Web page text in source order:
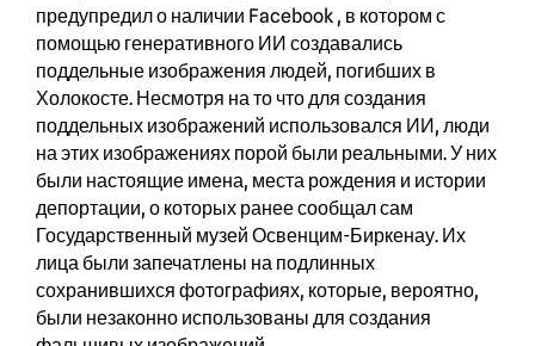
предупредил о наличии Facebook , в котором с
помощью генеративного ИИ создавались
поддельные изображения людей, погибших в
Холокосте. Несмотря на то что для создания
поддельных изображений использовался ИИ, люди
на этих изображениях порой были реальными. У них
были настоящие имена, места рождения и истории
депортации, о которых ранее сообщал сам
Государственный музей Освенцим-Биркенау. Их
лица были запечатлены на подлинных
сохранившихся фотографиях, которые, вероятно,
были незаконно использованы для создания